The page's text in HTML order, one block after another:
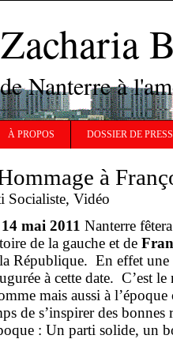
Nanterre à
À PROPOS DOSSIER DE
à
Socialiste, Vidéo
mai 2011 Nanterre
de la gauche et de
République. En effet une
à cette date. C’est
mais aussi à
de s’inspirer des bonnes
: Un parti solide, un